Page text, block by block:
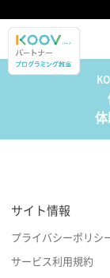
プログラ
カリキュラ
サポート
体
サイト情報
プライバシーポリシ
サービス利用規約